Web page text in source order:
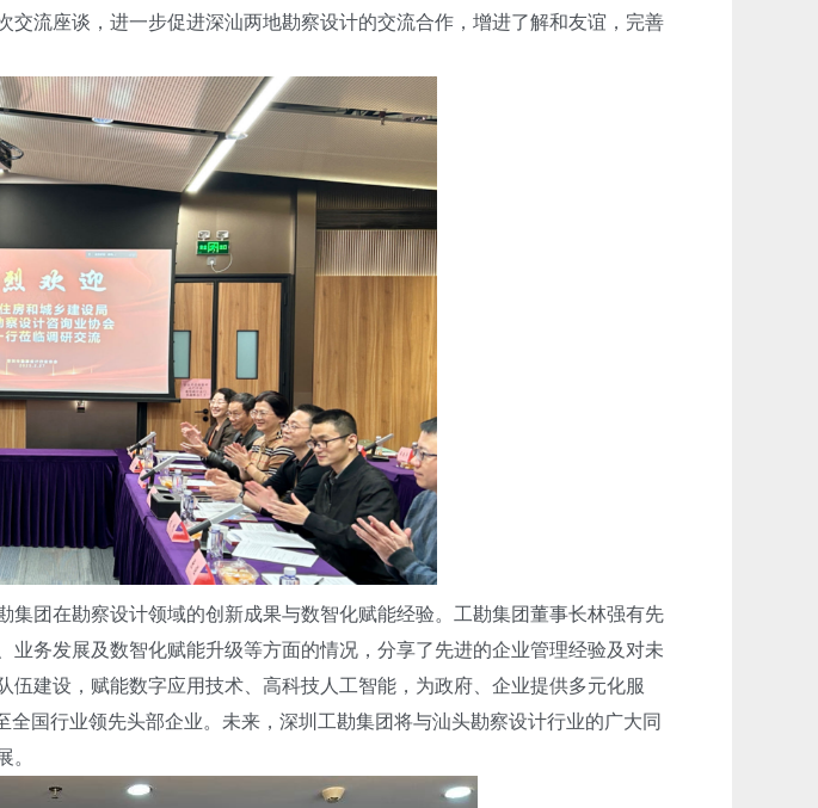
流座谈，进一步促进深汕两地勘察设计的交流合作，增进了解和友谊，完善
团在勘察设计领域的创新成果与数智化赋能经验。工勘集团董事长林强有先
务发展及数智化赋能升级等方面的情况，分享了先进的企业管理经验及对未
建设，赋能数字应用技术、高科技人工智能，为政府、企业提供多元化服
国行业领先头部企业。未来，深圳工勘集团将与汕头勘察设计行业的广大同
。